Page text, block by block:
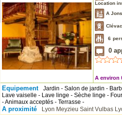
Location
A Jons
6
0
A environ
Equipement
Jardin - Salon de jardin -
Lave vaiselle - Lave linge - Sèche linge -
- Animaux acceptés - Terrasse -
A proximité Lyon Meyzieu Saint Vulbas